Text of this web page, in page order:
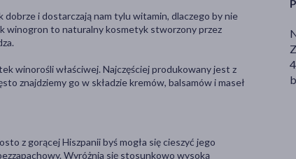
dobrze i dostarczają nam tylu witamin, dlaczego by nie
winogron to naturalny kosmetyk stworzony przez
winorośli właściwej. Najczęściej produkowany jest z
znajdziemy go w składzie kremów, balsamów i maseł
z gorącej Hiszpanii byś mogła się cieszyć jego
Wyróżnia się stosunkowo wysoką